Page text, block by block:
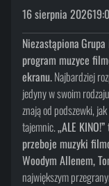
16 sierpnia 2026
Niezastąpiona
program muzyce
ekranu.Najbardziej
jedyny w swoim
znają od podszewki,
tajemnic.„ALE
przeboje muzyki
Woodym Allenem,
największym